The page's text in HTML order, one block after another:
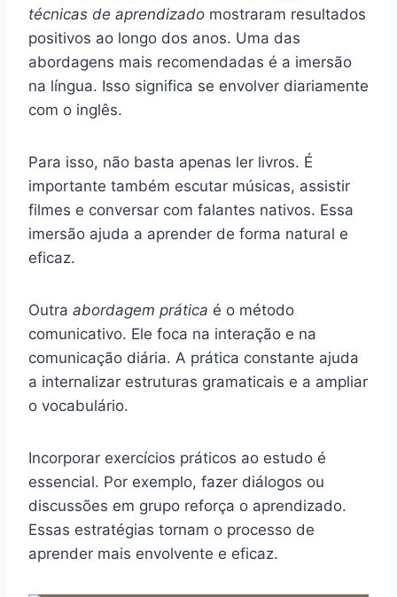
técnicas de aprendizado mostraram resultados
positivos ao longo dos anos. Uma das
abordagens mais recomendadas é a imersão
na língua. Isso significa se envolver diariamente
com o inglês.
Para isso, não basta apenas ler livros. É
importante também escutar músicas, assistir
filmes e conversar com falantes nativos. Essa
imersão ajuda a aprender de forma natural e
eficaz.
Outra abordagem prática é o método
comunicativo. Ele foca na interação e na
comunicação diária. A prática constante ajuda
a internalizar estruturas gramaticais e a ampliar
o vocabulário.
Incorporar exercícios práticos ao estudo é
essencial. Por exemplo, fazer diálogos ou
discussões em grupo reforça o aprendizado.
Essas estratégias tornam o processo de
aprender mais envolvente e eficaz.